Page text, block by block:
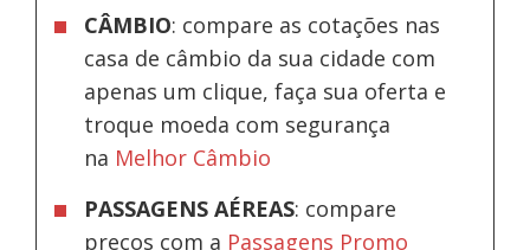
CÂMBIO: compare as cotações nas
casa de câmbio da sua cidade com
apenas um clique, faça sua oferta e
troque moeda com segurança
na Melhor Câmbio
PASSAGENS AÉREAS: compare
preços com a Passagens Promo